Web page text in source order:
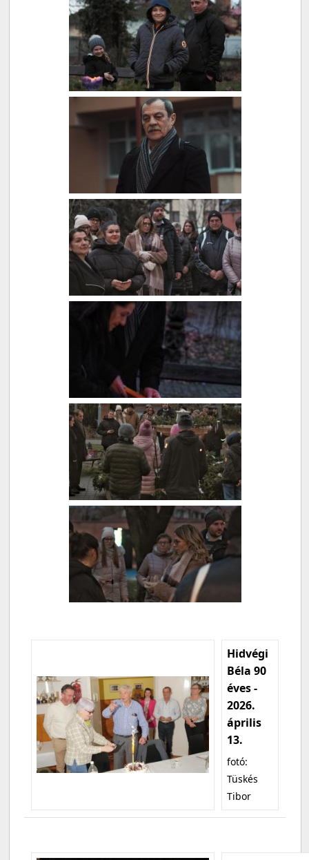
Hidvégi
Béla 90
éves -
2026.
április
13.
fotó:
Tüskés
Tibor